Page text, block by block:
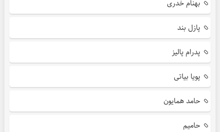
بهنام خدری
پازل بند
پدرام پالیز
پویا بیاتی
حامد همایون
حامیم